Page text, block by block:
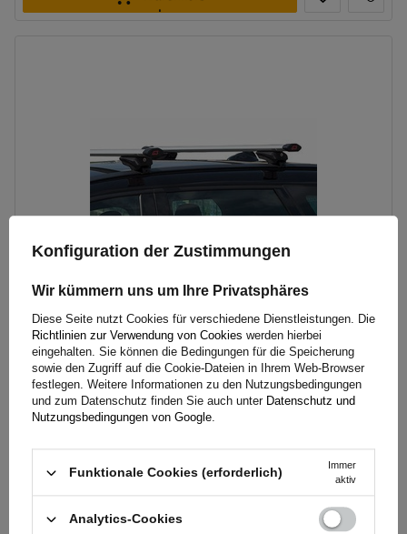
legen
G3 Airflow 60.230 Dachträger für traditionelle und integrierte
Aluminiumschienen
154,99 €
11. August
In den
legen
Konfiguration der Zustimmungen
Wir kümmern uns um Ihre Privatsphäres
Diese Seite nutzt Cookies für verschiedene Dienstleistungen. Die
Richtlinien zur Verwendung von Cookies werden hierbei
eingehalten. Sie können die Bedingungen für die Speicherung
sowie den Zugriff auf die Cookie-Dateien in Ihrem Web-Browser
festlegen. Weitere Informationen zu den Nutzungsbedingungen
und zum Datenschutz finden Sie auch unter Datenschutz und
Nutzungsbedingungen von Google.
Funktionale Cookies (erforderlich)
Immer
aktiv
Analytics-Cookies